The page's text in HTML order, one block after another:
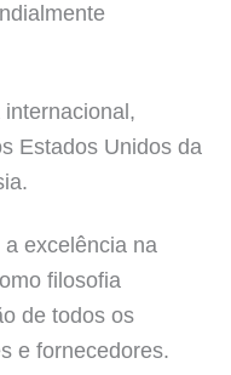
Estados Unidos da
excelência na
filosofia
de todos os
e fornecedores.